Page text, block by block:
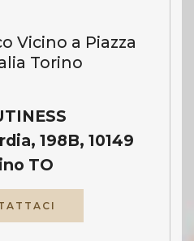
Vicino a Piazza
Torino
198B, 10149
TO